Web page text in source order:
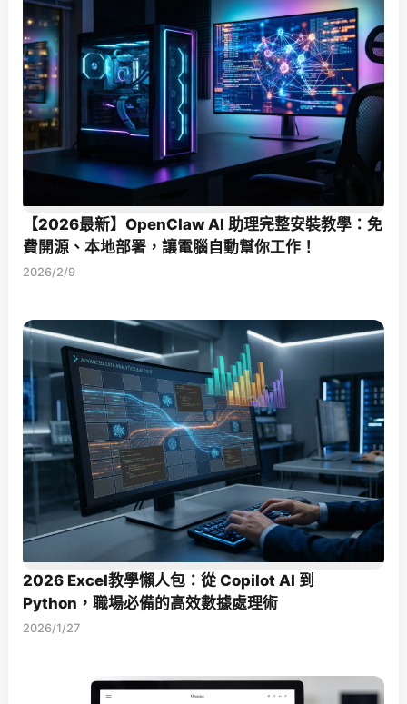
【2026最新】OpenClaw AI 助理完整安裝教學：免
費開源、本地部署，讓電腦自動幫你工作！
2026/2/9
2026 Excel教學懶人包：從 Copilot AI 到
Python，職場必備的高效數據處理術
2026/1/27